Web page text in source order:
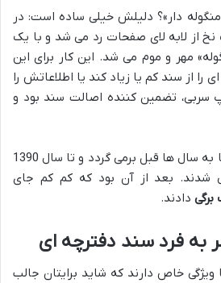
دار»؟ دلیلش خیلی ساده است: در
نخ از لابه لای صفحات رد می شد و با یک
مهر و موم می شد. این کار برای این
را از سند کم یا زیاد کند یا اطلاعاتش را
سربی، تضمین کننده اصالت سند بود و
تاریخچه صدور این سندها به سال ها قبل برمی گردد و تا سال 1390
بعد از آن بود که کم کم جای
دادند.
به فرد سند دفترچه ای
خاص دارند که شاید برایتان جالب